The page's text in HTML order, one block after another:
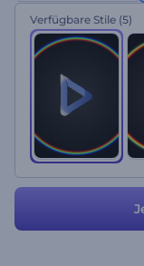
Branche abheben
Verfügbare Stile (5)